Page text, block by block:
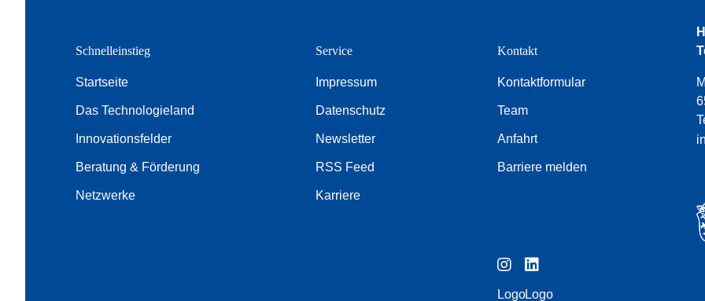
Schnelleinstieg
Startseite
Das Technologieland
Innovationsfelder
Beratung & Förderung
Netzwerke
Service
Impressum
Datenschutz
Newsletter
RSS Feed
Karriere
Kontakt
Kontaktformular
Team
Anfahrt
Barriere melden
LogoLogo